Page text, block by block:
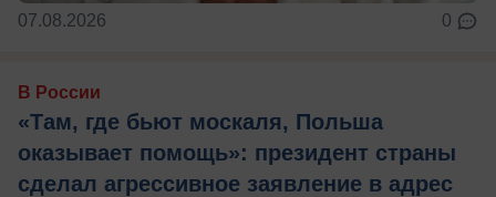
07.08.2026 0
В России
«Там, где бьют москаля, Польша
оказывает помощь»: президент страны
сделал агрессивное заявление в адрес